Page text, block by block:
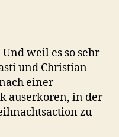
weil es so sehr
und Christian
einer
auserkoren, in der
zu